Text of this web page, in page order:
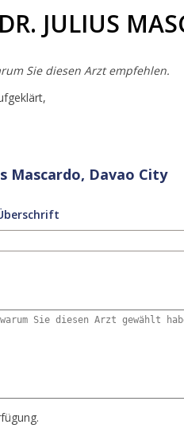
DR. JULIUS
Sie diesen Arzt empfehlen.
Mascardo, Davao City